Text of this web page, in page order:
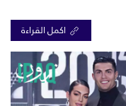
اكمل القراءة